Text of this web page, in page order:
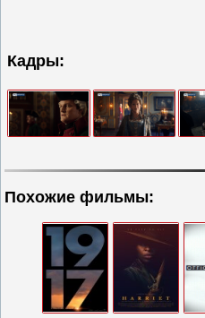
Кадры:
Похожие фильмы: